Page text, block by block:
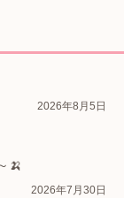
2026年8月5日
🍌
2026年7月30日